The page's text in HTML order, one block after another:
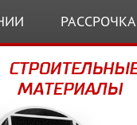
РАССРОЧКА